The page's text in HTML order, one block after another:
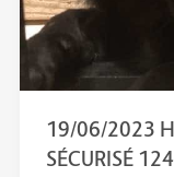
19/06/2023
SÉCURISÉ 124